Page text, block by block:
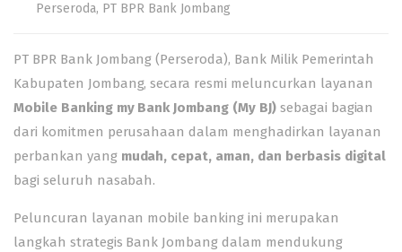
Perseroda, PT BPR Bank Jombang
PT BPR Bank Jombang (Perseroda), Bank Milik Pemerintah
Kabupaten Jombang, secara resmi meluncurkan layanan
Mobile Banking my Bank Jombang (My BJ)sebagai bagian
dari komitmen perusahaan dalam menghadirkan layanan
perbankan yang mudah, cepat, aman, dan berbasis digital
bagi seluruh nasabah.
Peluncuran layanan mobile banking ini merupakan
langkah strategis Bank Jombang dalam mendukung